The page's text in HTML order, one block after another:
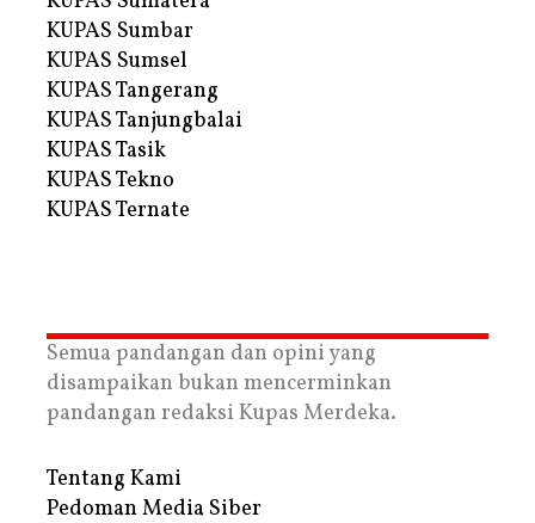
KUPAS Sumbar
KUPAS Sumsel
KUPAS Tangerang
KUPAS Tanjungbalai
KUPAS Tasik
KUPAS Tekno
KUPAS Ternate
Semua pandangan dan opini yang
disampaikan bukan mencerminkan
pandangan redaksi Kupas Merdeka.
Tentang Kami
Pedoman Media Siber